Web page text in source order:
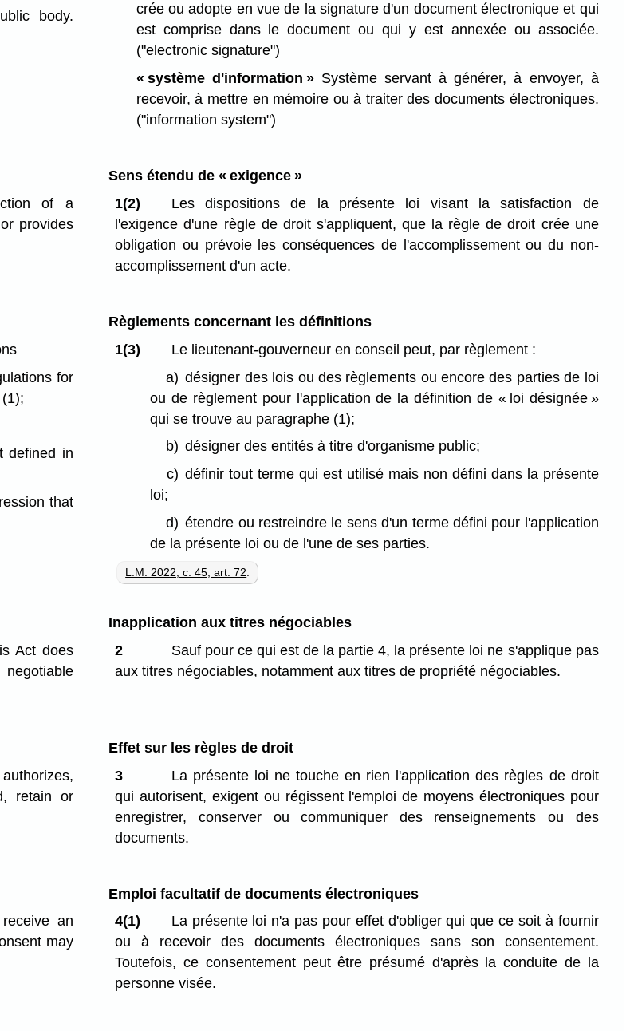
body.
crée ou adopte en vue de la signature d'un document électronique et qui
est comprise dans le document ou qui y est annexée ou associée.
("electronic signature")
« système d'information »Système servant à générer, à envoyer, à
recevoir, à mettre en mémoire ou à traiter des documents électroniques.
("information system")
of a
provides
Sens étendu de « exigence »
1(2)
Les dispositions de la présente loi visant la satisfaction de
l'exigence d'une règle de droit s'appliquent, que la règle de droit crée une
obligation ou prévoie les conséquences de l'accomplissement ou du non-
accomplissement d'un acte.
for
defined in
that
Règlements concernant les définitions
1(3)
Le lieutenant-gouverneur en conseil peut, par règlement :
a) désigner des lois ou des règlements ou encore des parties de loi
ou de règlement pour l'application de la définition de « loi désignée »
qui se trouve au paragraphe (1);
b) désigner des entités à titre d'organisme public;
c) définir tout terme qui est utilisé mais non défini dans la présente
loi;
d) étendre ou restreindre le sens d'un terme défini pour l'application
de la présente loi ou de l'une de ses parties.
L.M. 2022, c. 45, art. 72
Act does
Inapplication aux titres négociables
2
Sauf pour ce qui est de la partie 4, la présente loi ne s'applique pas
aux titres négociables, notamment aux titres de propriété négociables.
retain or
Effet sur les règles de droit
3
La présente loi ne touche en rien l'application des règles de droit
qui autorisent, exigent ou régissent l'emploi de moyens électroniques pour
enregistrer, conserver ou communiquer des renseignements ou des
documents.
an
may
Emploi facultatif de documents électroniques
4(1)
La présente loi n'a pas pour effet d'obliger qui que ce soit à fournir
ou à recevoir des documents électroniques sans son consentement.
Toutefois, ce consentement peut être présumé d'après la conduite de la
personne visée.